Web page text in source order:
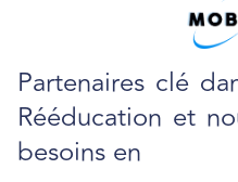
Partenaires clé
Rééducation et
besoins en